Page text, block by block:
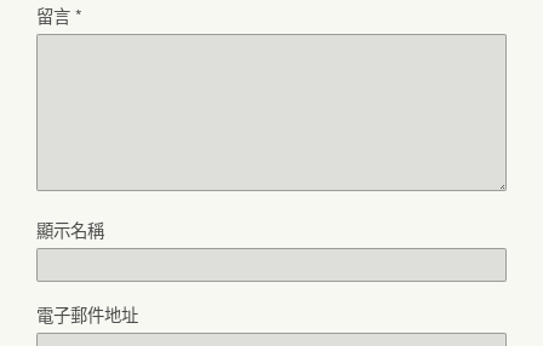
留言*
顯示名稱
電子郵件地址